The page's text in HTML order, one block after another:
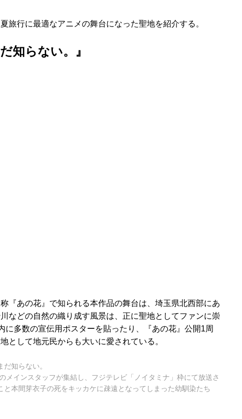
旅行に最適なアニメの舞台になった聖地を紹介する。
知らない。』
『あの花』で知られる本作品の舞台は、埼玉県北西部にあ
などの自然の織り成す風景は、正に聖地としてファンに崇
多数の宣伝用ポスターを貼ったり、『あの花』公開1周
として地元民からも大いに愛されている。
知らない。
メインスタッフが集結し、フジテレビ「ノイタミナ」枠にて放送さ
と本間芽衣子の死をキッカケに疎遠となってしまった幼馴染たち